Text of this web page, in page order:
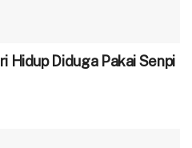
Hidup Diduga Pakai Senpi